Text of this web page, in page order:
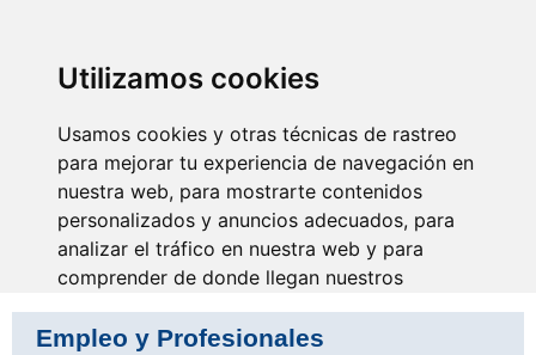
Utilizamos cookies
Usamos cookies y otras técnicas de rastreo
para mejorar tu experiencia de navegación en
nuestra web, para mostrarte contenidos
personalizados y anuncios adecuados, para
analizar el tráfico en nuestra web y para
comprender de donde llegan nuestros
visitantes.
Surcando caminos
Empleo y Profesionales